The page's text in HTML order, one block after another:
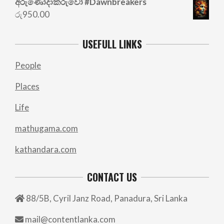
රු950.00
USEFULL LINKS
People
Places
Life
mathugama.com
kathandara.com
CONTACT US
88/5B, Cyril Janz Road, Panadura, Sri Lanka
mail@contentlanka.com